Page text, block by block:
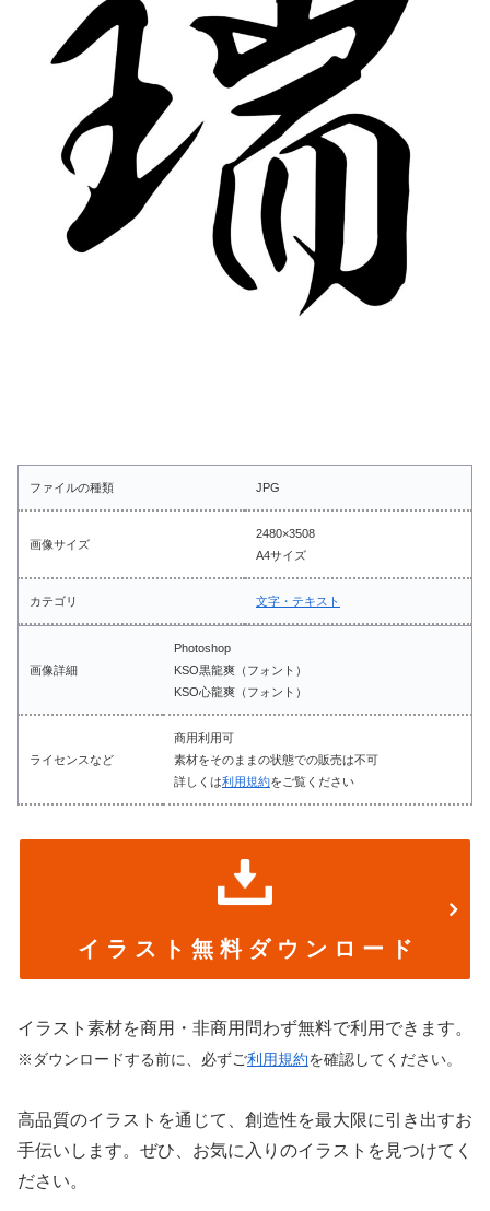
ファイルの種類 JPG
画像サイズ
2480×3508
A4サイズ
カテゴリ 文字・テキスト
画像詳細
Photoshop
KSO黒龍爽（フォント）
KSO心龍爽（フォント）
ライセンスなど
商用利用可
素材をそのままの状態での販売は不可
詳しくは利用規約をご覧ください
イ ラ ス ト 無 料 ダ ウ ン ロ ー ド
イラスト素材を商用・非商用問わず無料で利用できます。
※ダウンロードする前に、必ずご利用規約を確認してください。
高品質のイラストを通じて、創造性を最大限に引き出すお
手伝いします。ぜひ、お気に入りのイラストを見つけてく
ださい。